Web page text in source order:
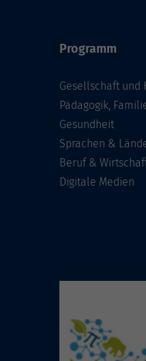
Programm
Gesellschaft und
Pädagogik,
Gesundheit
Sprachen &
Beruf &
Digitale Medien